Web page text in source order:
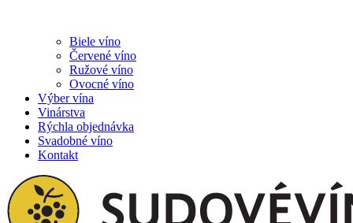
Biele víno
Červené víno
Ružové víno
Ovocné víno
Výber vína
Vinárstva
Rýchla objednávka
Svadobné víno
Kontakt